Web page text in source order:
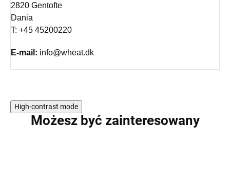
2820 Gentofte
Dania
T: +45 45200220
E-mail: info@wheat.dk
High-contrast mode
Możesz być zainteresowany